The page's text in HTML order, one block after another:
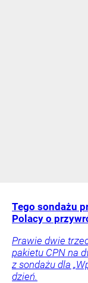
Tego sondażu
Polacy o
Prawie dwie
pakietu CPN na
z sondażu dla
dzień.